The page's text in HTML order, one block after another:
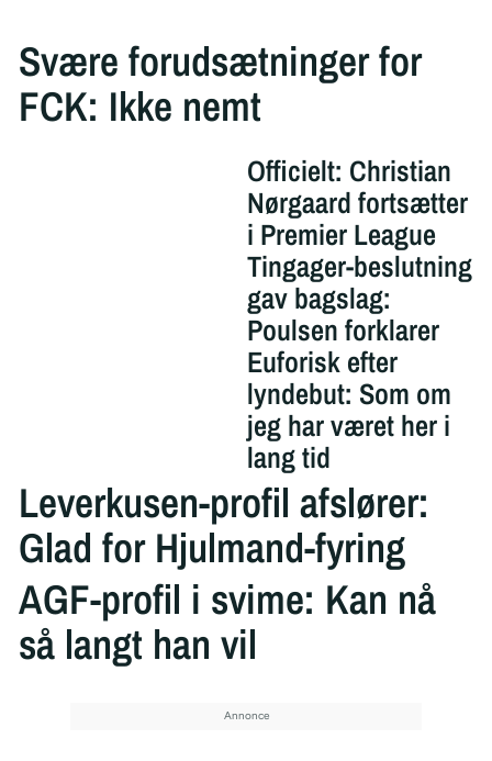
Svære forudsætninger for
FCK: Ikke nemt
Officielt: Christian
Nørgaard fortsætter
i Premier League
Tingager-beslutning
gav bagslag:
Poulsen forklarer
Euforisk efter
lyndebut: Som om
jeg har været her i
lang tid
Leverkusen-profil afslører:
Glad for Hjulmand-fyring
AGF-profil i svime: Kan nå
så langt han vil